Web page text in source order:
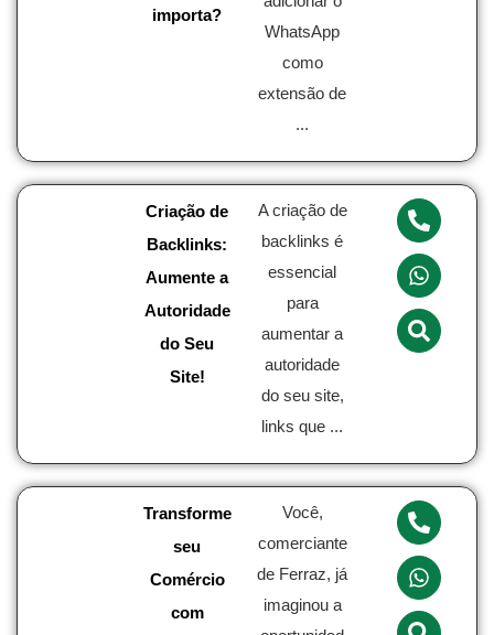
importa?
WhatsApp
como
extensão de
...
Criação de
Backlinks:
Aumente a
Autoridade
do Seu
Site!
A criação de
backlinks é
essencial
para
aumentar a
autoridade
do seu site,
links que ...
Transforme
seu
Comércio
com
Você,
comerciante
de Ferraz, já
imaginou a